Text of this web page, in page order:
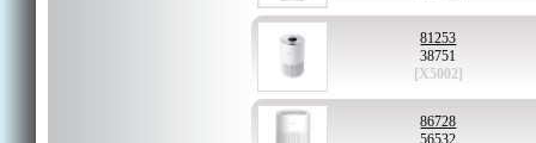
81253
38751
[X5002]
86728
56532